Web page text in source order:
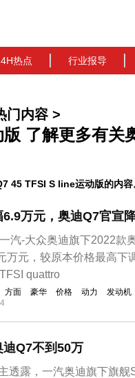
热点 行业报导
门内容 >
了解更多有关
45 TFSI S line运动版的内容
6.9万元，奥迪Q7官宣
汽-大众奥迪旗下2022款
万元，较原本价格最高下
quattro
方面 豪华 价格 动力 发动机
迪Q7不到50万
透露，一汽奥迪旗下旗